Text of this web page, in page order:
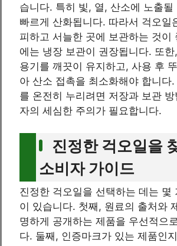
습니다. 특히 빛, 열, 산소에 노출될
빠르게 산화됩니다. 따라서 걱오일
피하고 서늘한 곳에 보관하는 것이
에는 냉장 보관이 권장됩니다. 또
용기를 깨끗이 유지하고, 사용 후
아 산소 접촉을 최소화해야 합니다
를 온전히 누리려면 저장과 보관
자의 세심한 주의가 필요합니다.
진정한 걱오일을
소비자 가이드
진정한 걱오일을 선택하는 데는 몇
이 있습니다. 첫째, 원료의 출처와
명하게 공개하는 제품을 우선적으
다. 둘째, 인증마크가 있는 제품인